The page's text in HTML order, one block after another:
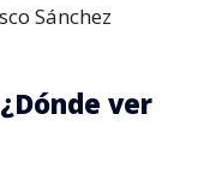
Sánchez
ver